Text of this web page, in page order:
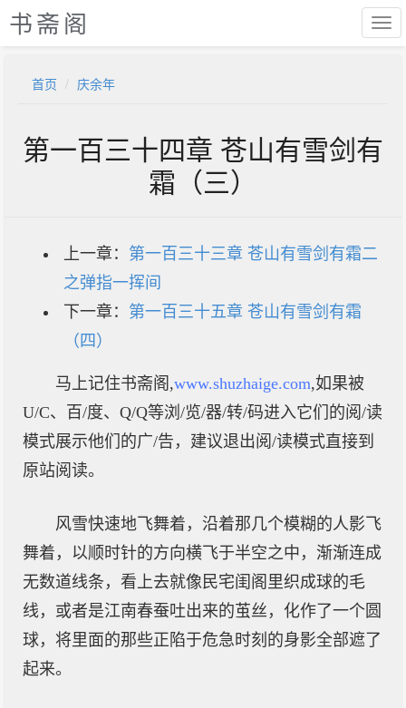
书斋阁
首页 庆余年
第一百三十四章 苍山有雪剑有
霜（三）
上一章： 第一百三十三章 苍山有雪剑有霜二
之弹指一挥间
下一章： 第一百三十五章 苍山有雪剑有霜
（四）
马上记住书斋阁,www.shuzhaige.com,如果被
U/C、百/度、Q/Q等浏/览/器/转/码进入它们的阅/读
模式展示他们的广/告，建议退出阅/读模式直接到
原站阅读。
风雪快速地飞舞着，沿着那几个模糊的人影飞
舞着，以顺时针的方向横飞于半空之中，渐渐连成
无数道线条，看上去就像民宅闺阁里织成球的毛
线，或者是江南春蚕吐出来的茧丝，化作了一个圆
球，将里面的那些正陷于危急时刻的身影全部遮了
起来。